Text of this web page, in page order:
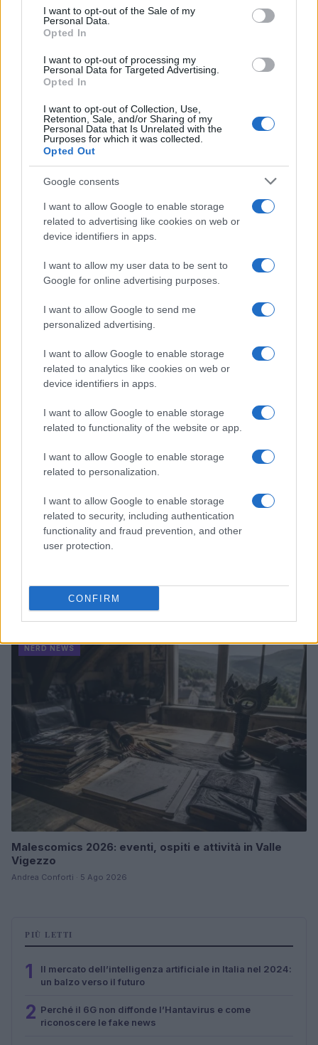
consent section.
I want to opt-out of the Sale of my
Personal Data.
Opted In
I want to opt-out of processing my
Personal Data for Targeted Advertising.
Opted In
I want to opt-out of Collection, Use,
Retention, Sale, and/or Sharing of my
Personal Data that Is Unrelated with the
Purposes for which it was collected.
Opted Out
Google consents
I want to allow Google to enable storage
related to advertising like cookies on web or
device identifiers in apps.
I want to allow my user data to be sent to
Google for online advertising purposes.
I want to allow Google to send me
personalized advertising.
I want to allow Google to enable storage
related to analytics like cookies on web or
device identifiers in apps.
I want to allow Google to enable storage
related to functionality of the website or app.
I want to allow Google to enable storage
related to personalization.
I want to allow Google to enable storage
related to security, including authentication
functionality and fraud prevention, and other
user protection.
CONFIRM
Continua a leggere
NERD NEWS
Pieve Comics 2026: tutto ciò che devi sapere
Andrea Conforti · 6 Ago 2026
NERD NEWS
Boom del settore tech italiano: 652 milioni in venture
capital nel primo semestre 2026
NERD NEWS
Malescomics 2026: eventi, ospiti e attività in Valle
Vigezzo
Andrea Conforti · 5 Ago 2026
PIÙ LETTI
1
Il mercato dell’intelligenza artificiale in Italia nel 2024:
un balzo verso il futuro
2 Perché il 6G non diffonde l’Hantavirus e come
riconoscere le fake news